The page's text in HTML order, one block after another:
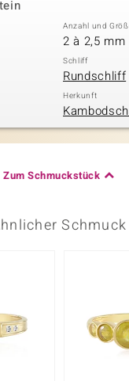
Anzahl und
2 à 2,5 mm
Schliff
Rundschliff
Herkunft
Zum Schmuckstück
Schmuck